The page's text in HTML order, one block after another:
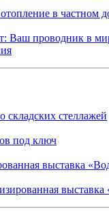
в частном
Ваш проводник в
складских стеллажей
под ключ
выставка